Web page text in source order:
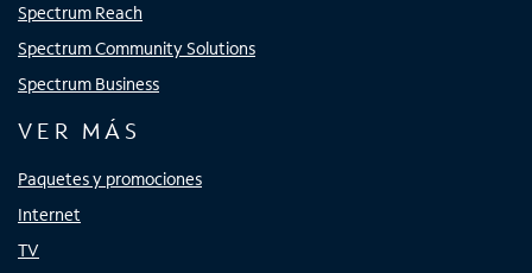
Spectrum Reach
Spectrum Community Solutions
Spectrum Business
VER MÁS
Paquetes y promociones
Internet
TV